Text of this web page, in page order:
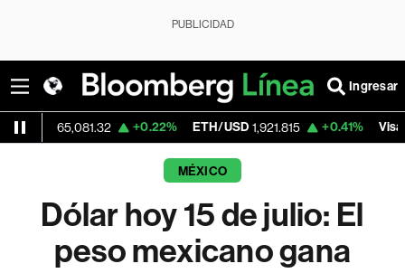
PUBLICIDAD
Ingresar
+0.22% ETH/USD 1,921.815 +0.41% Visa 362.50
MÉXICO
Dólar hoy 15 de julio: El
peso mexicano gana